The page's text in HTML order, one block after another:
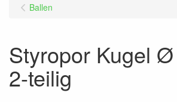
Ballen
Styropor Kugel
2-teilig